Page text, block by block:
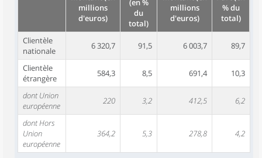
millions
d'euros)
(en %
du
total)
millions
d'euros)
% du
total)
Clientèle
nationale
6 320,7 91,5 6 003,7 89,7
Clientèle
étrangère
584,3 8,5 691,4 10,3
dont Union
européenne
220 3,2 412,5 6,2
dont Hors
Union
européenne
364,2 5,3 278,8 4,2